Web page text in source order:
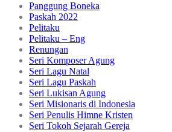
Panggung Boneka
Paskah 2022
Pelitaku
Pelitaku – Eng
Renungan
Seri Komposer Agung
Seri Lagu Natal
Seri Lagu Paskah
Seri Lukisan Agung
Seri Misionaris di Indonesia
Seri Penulis Himne Kristen
Seri Tokoh Sejarah Gereja